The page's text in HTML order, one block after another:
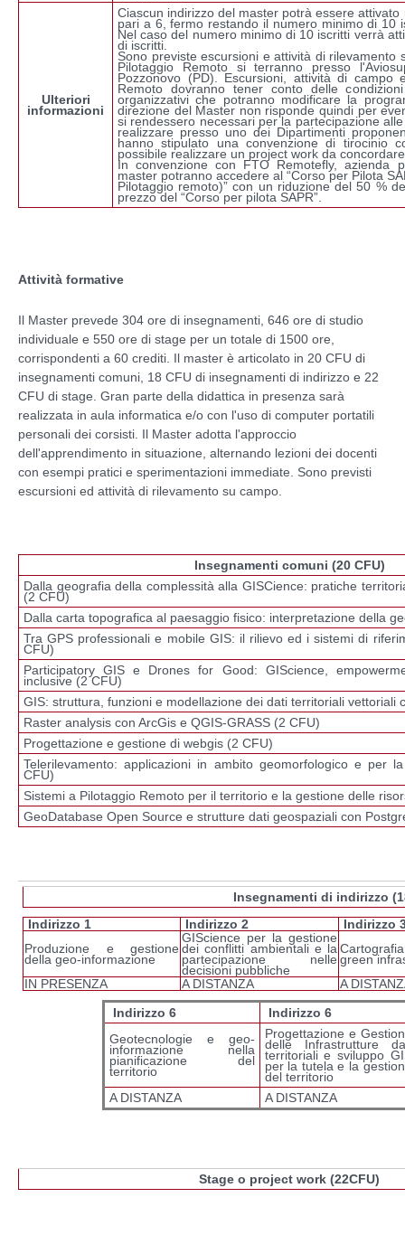
Ulteriori
informazioni
Ciascun indirizzo del master potrà essere
pari a 6, fermo restando il numero minimo di 10
Nel caso del numero minimo di 10 iscritti verrà
di iscritti.
Sono previste escursioni e attività di
Pilotaggio Remoto si terranno presso
Pozzonovo (PD). Escursioni, attività di campo
Remoto dovranno tener conto delle
organizzativi che potranno modificare la
direzione del Master non risponde quindi per
si rendessero necessari per la partecipazione
realizzare presso uno dei Dipartimenti
hanno stipulato una convenzione di tirocinio
possibile realizzare un project work da
In convenzione con FTO Remotefly, azienda
master potranno accedere al “Corso per Pilota
Pilotaggio remoto)” con un riduzione del 50 %
prezzo del “Corso per pilota SAPR”.
Attività formative
Il Master prevede 304 ore di insegnamenti, 646 ore di studio
individuale e 550 ore di stage per un totale di 1500 ore,
corrispondenti a 60 crediti. Il master è articolato in 20 CFU di
insegnamenti comuni, 18 CFU di insegnamenti di indirizzo e 22
CFU di stage. Gran parte della didattica in presenza sarà
realizzata in aula informatica e/o con l'uso di computer portatili
personali dei corsisti. Il Master adotta l'approccio
dell'apprendimento in situazione, alternando lezioni dei docenti
con esempi pratici e sperimentazioni immediate. Sono previsti
escursioni ed attività di rilevamento su campo.
Insegnamenti comuni (20 CFU)
Dalla geografia della complessità alla GISCience: pratiche
(2 CFU)
Dalla carta topografica al paesaggio fisico: interpretazione della
Tra GPS professionali e mobile GIS: il rilievo ed i sistemi di
CFU)
Participatory GIS e Drones for Good: GIScience,
inclusive (2 CFU)
GIS: struttura, funzioni e modellazione dei dati territoriali vettoriali
Raster analysis con ArcGis e QGIS-GRASS (2 CFU)
Progettazione e gestione di webgis (2 CFU)
Telerilevamento: applicazioni in ambito geomorfologico e per
CFU)
Sistemi a Pilotaggio Remoto per il territorio e la gestione delle
GeoDatabase Open Source e strutture dati geospaziali con
Insegnamenti di indirizzo
Indirizzo 1
Indirizzo 2
Indirizzo
Produzione e gestione
della geo-informazione
GIScience per la gestione
dei conflitti ambientali e la
partecipazione nelle
decisioni pubbliche
green
IN PRESENZA
A DISTANZA
A
Indirizzo 6
Indirizzo 6
Geotecnologie e geo-
informazione nella
pianificazione del
territorio
Progettazione e
delle Infrastrutture
territoriali e sviluppo
per la tutela e la
del territorio
A DISTANZA
A DISTANZA
Stage o project work (22CFU)